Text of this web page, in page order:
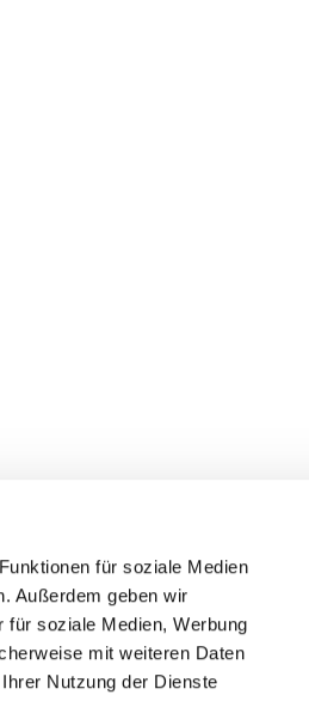
für soziale Medien
Außerdem geben wir
für soziale Medien, Werbung
mit weiteren Daten
Nutzung der Dienste